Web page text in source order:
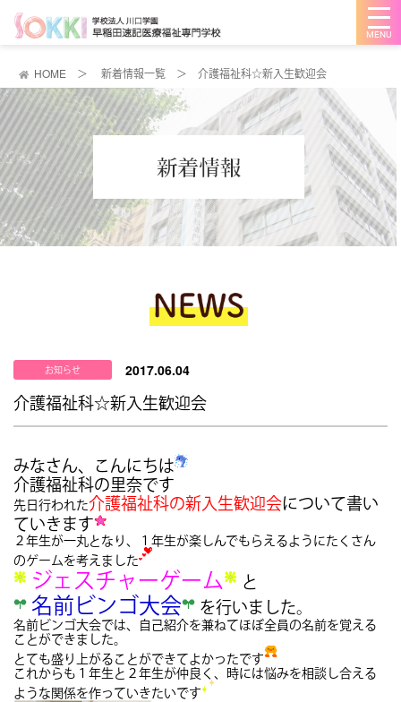
メ
ニ
ュ
ー
HOME ＞ 新着情報一覧 ＞ 介護福祉科☆新入生歓迎会
お知らせ 2017.06.04
介護福祉科☆新入生歓迎会
みなさん、こんにちは
介護福祉科の里奈です
先日行われた介護福祉科の新入生歓迎会について書い
ていきます
２年生が一丸となり、１年生が楽しんでもらえるようにたくさん
のゲームを考えました
ジェスチャーゲーム と
名前ビンゴ大会 を行いました。
名前ビンゴ大会では、自己紹介を兼ねてほぼ全員の名前を覚える
ことができました。
とても盛り上がることができてよかったです
これからも１年生と２年生が仲良く、時には悩みを相談し合える
ような関係を作っていきたいです